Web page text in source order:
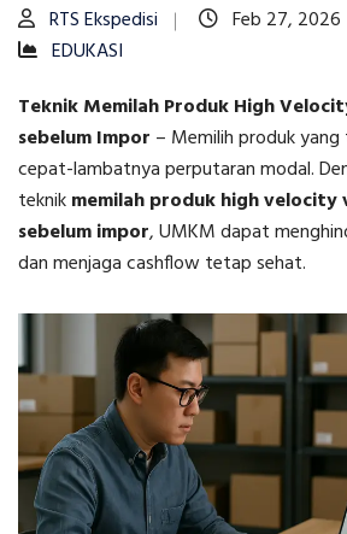
RTS Ekspedisi
Feb 27, 2026
EDUKASI
Teknik Memilah Produk High
sebelum Impor – Memilih produk
cepat-lambatnya perputaran modal.
teknikmemilah produk high velocity
sebelum impor, UMKM dapat
dan menjaga cashflow tetap sehat.